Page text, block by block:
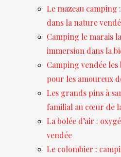
Le mazeau
dans la nature
Camping le marais
immersion dans la
Camping vendée
pour les amoureux
Les grands pins à
familial au cœur de
La bolée d’air :
vendée
Le colombier :